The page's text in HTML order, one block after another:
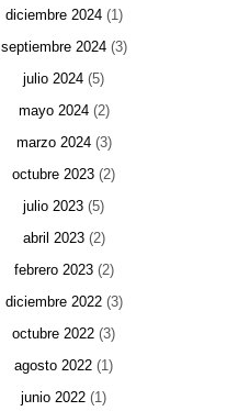
diciembre 2024(1)
septiembre 2024(3)
julio 2024 (5)
mayo 2024(2)
marzo 2024(3)
octubre 2023 (2)
julio 2023 (5)
abril 2023(2)
febrero 2023(2)
diciembre 2022(3)
octubre 2022 (3)
agosto 2022 (1)
junio 2022 (1)